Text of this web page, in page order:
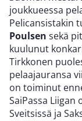
joukkueessa
Pelicansistakin
Poulsen sekä
kuulunut
Tirkkonen
pelaajauransa
on toiminut
SaiPassa
Sveitsissä ja